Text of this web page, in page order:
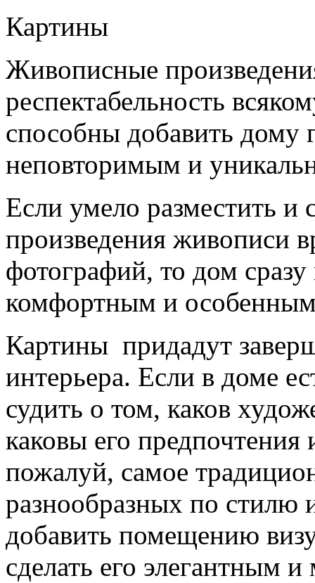
Картины
Живописные
респектабельность
способны добавить дому
неповторимым и
Если умело разместить и
произведения живописи
фотографий, то дом сразу
комфортным и
Картины придадут
интерьера. Если в доме
судить о том, каков
каковы его
пожалуй, самое
разнообразных по стилю
добавить помещению
сделать его элегантным